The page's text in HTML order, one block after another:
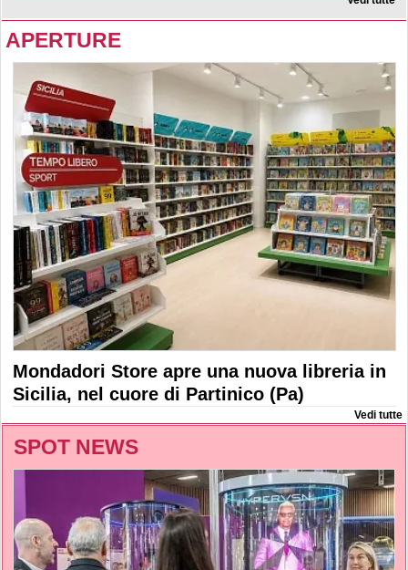
APERTURE
Mondadori Store apre una nuova libreria in
Sicilia, nel cuore di Partinico (Pa)
Vedi tutte
SPOT NEWS